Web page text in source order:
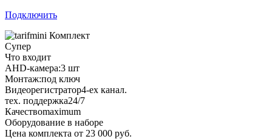
Подключить
Комплект
Супер
Что входит
AHD-камера:3 шт
Монтаж:под ключ
Видеорегистратор4-ех канал.
тех. поддержка24/7
Качествоmaximum
Оборудование в наборе
Цена комплекта от 23 000 руб.